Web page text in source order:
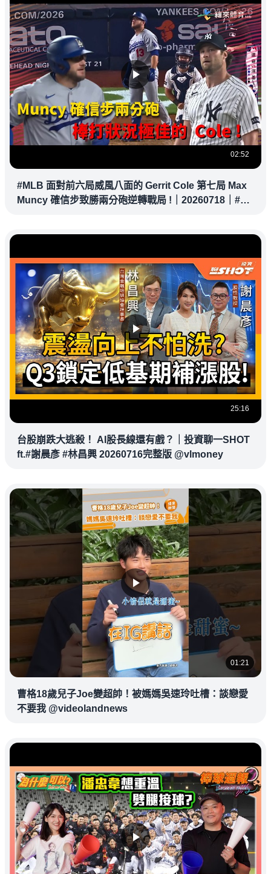
02:52
#MLB 面對前六局威風八面的 Gerrit Cole 第七局 Max
Muncy 確信步致勝兩分砲逆轉戰局 !｜20260718｜#洛
25:16
台股崩跌大逃殺！ AI股長線還有戲？｜投資聊一SHOT
ft.#謝晨彥 #林昌興 20260716完整版 @vlmoney
01:21
曹格18歲兒子Joe變超帥！被媽媽吳速玲吐槽：談戀愛
不要我 @videolandnews